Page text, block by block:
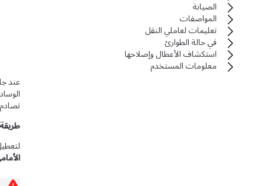
عند
الصيانة
المواصفات
تعليمات لعاملي النقل
في حالة الطوارئ
استكشاف الأعطال وإصلاحها
معلومات المستخدم